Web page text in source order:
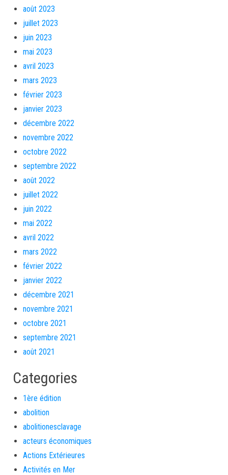
août 2023
juillet 2023
juin 2023
mai 2023
avril 2023
mars 2023
février 2023
janvier 2023
décembre 2022
novembre 2022
octobre 2022
septembre 2022
août 2022
juillet 2022
juin 2022
mai 2022
avril 2022
mars 2022
février 2022
janvier 2022
décembre 2021
novembre 2021
octobre 2021
septembre 2021
août 2021
Categories
1ère édition
abolition
abolitionesclavage
acteurs économiques
Actions Extérieures
Activités en Mer